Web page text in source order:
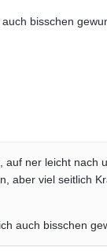
bisschen
ner leicht
aber viel seitlich
auch bisschen